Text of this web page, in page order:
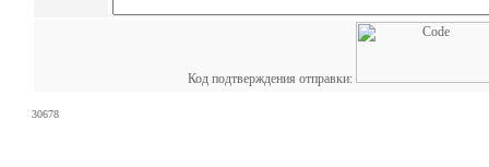
Код подтверждения отправки:
30678